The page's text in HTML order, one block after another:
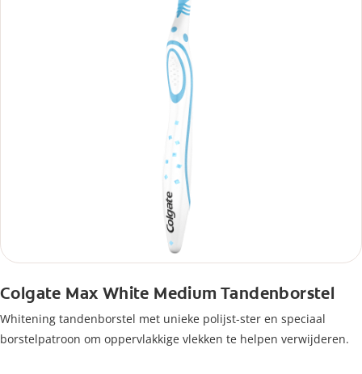
Colgate Max White Medium Tandenborstel
Whitening tandenborstel met unieke polijst-ster en speciaal
borstelpatroon om oppervlakkige vlekken te helpen verwijderen.